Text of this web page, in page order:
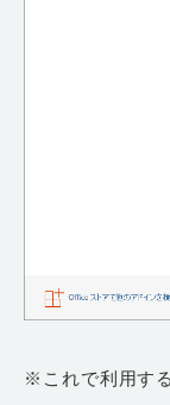
※これで利用す